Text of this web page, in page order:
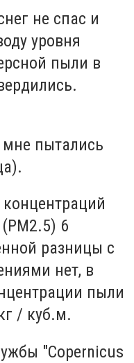
не спас и
уровня
пыли в
мне пытались
6
разницы с
нет, в
пыли
/ куб.м.
"Copernicus